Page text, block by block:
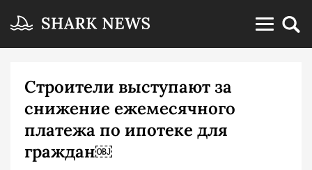
Строители выступают за
снижение ежемесячного
платежа по ипотеке для
граждан￼